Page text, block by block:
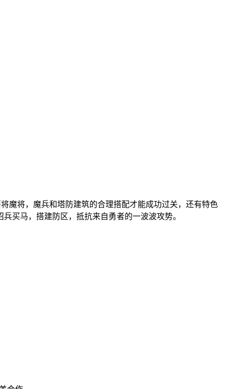
魔将，魔兵和塔防建筑的合理搭配才能成功过关，还有特色
买马，搭建防区，抵抗来自勇者的一波波攻势。